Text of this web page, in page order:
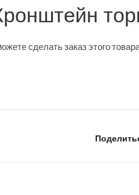
сделать заказ этого